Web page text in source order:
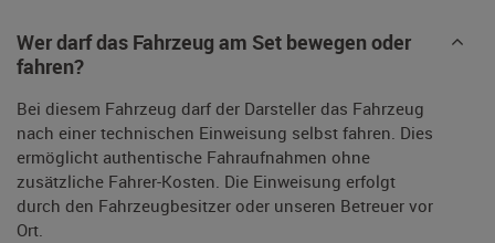
Wer darf das Fahrzeug am Set bewegen oder
fahren?
Bei diesem Fahrzeug darf der Darsteller das Fahrzeug
nach einer technischen Einweisung selbst fahren. Dies
ermöglicht authentische Fahraufnahmen ohne
zusätzliche Fahrer-Kosten. Die Einweisung erfolgt
durch den Fahrzeugbesitzer oder unseren Betreuer vor
Ort.